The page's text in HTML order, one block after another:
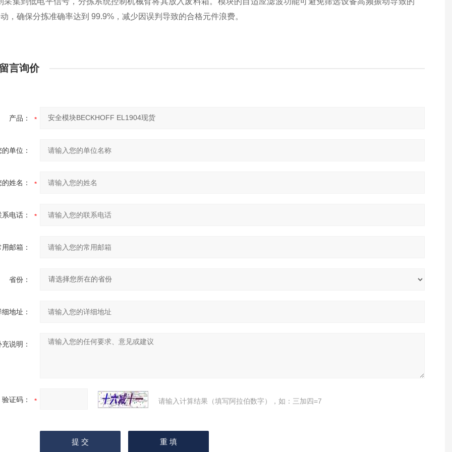
，确保分拣准确率达到 99.9%，减少因误判导致的合格元件浪费。
留言询价
产品：
的单位：
的姓名：
系电话：
用邮箱：
省份：
细地址：
充说明：
验证码： 请输入计算结果（填写阿拉伯数字），如：三加四=7